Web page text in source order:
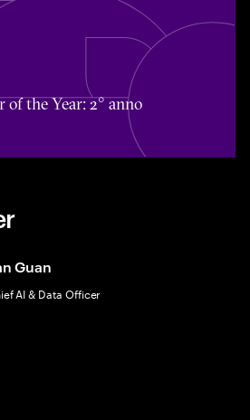
the Year: 2° anno consecutivo
of the Year: 2° anno
Guan
AI & Data Officer